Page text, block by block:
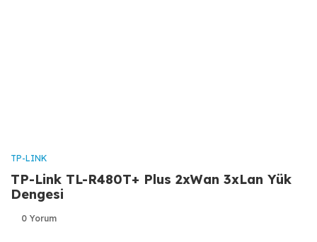
TP-LINK
TP-Link TL-R480T+ Plus 2xWan 3xLan Yük
Dengesi
0 Yorum